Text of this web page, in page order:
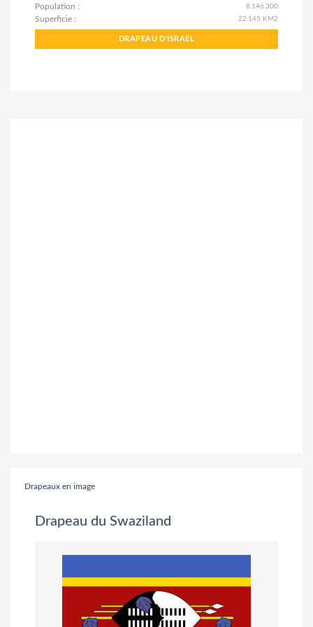
Population : 8.146.300
Superficie : 22.145 KM2
DRAPEAU D'ISRAËL
Drapeaux en image
Drapeau du Swaziland